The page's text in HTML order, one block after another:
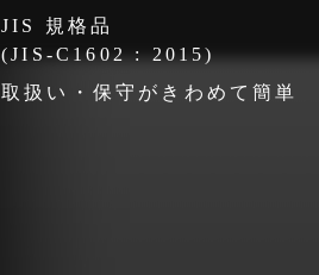
JIS 規格品
(JIS-C1602 : 2015)
取扱い・保守がきわめて簡単